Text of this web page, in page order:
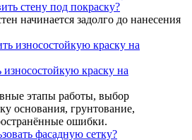
стену под покраску?
начинается задолго до нанесения
краску на
этапы работы, выбор
основания, грунтование,
ошибки.